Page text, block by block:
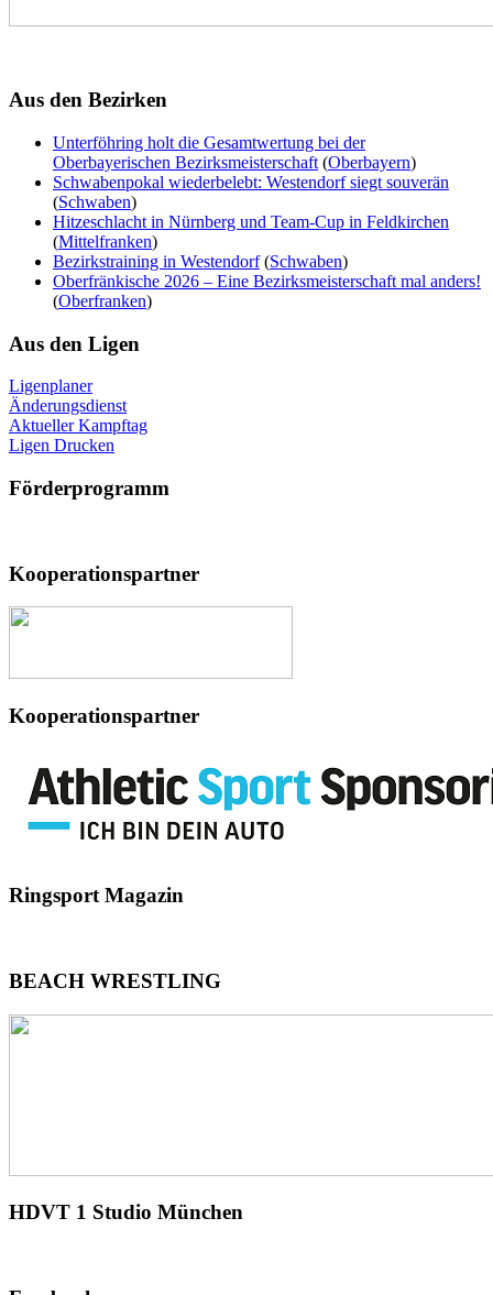
Aus den Bezirken
Unterföhring holt die Gesamtwertung bei der
Oberbayerischen Bezirksmeisterschaft (Oberbayern)
Schwabenpokal wiederbelebt: Westendorf siegt souverän
(Schwaben)
Hitzeschlacht in Nürnberg und Team-Cup in Feldkirchen
(Mittelfranken)
Bezirkstraining in Westendorf (Schwaben)
Oberfränkische 2026 – Eine Bezirksmeisterschaft mal anders!
(Oberfranken)
Aus den Ligen
Ligenplaner
Änderungsdienst
Aktueller Kampftag
Ligen Drucken
Förderprogramm
Kooperationspartner
Kooperationspartner
RingsportMagazin
BEACH WRESTLING
HDVT 1 Studio München